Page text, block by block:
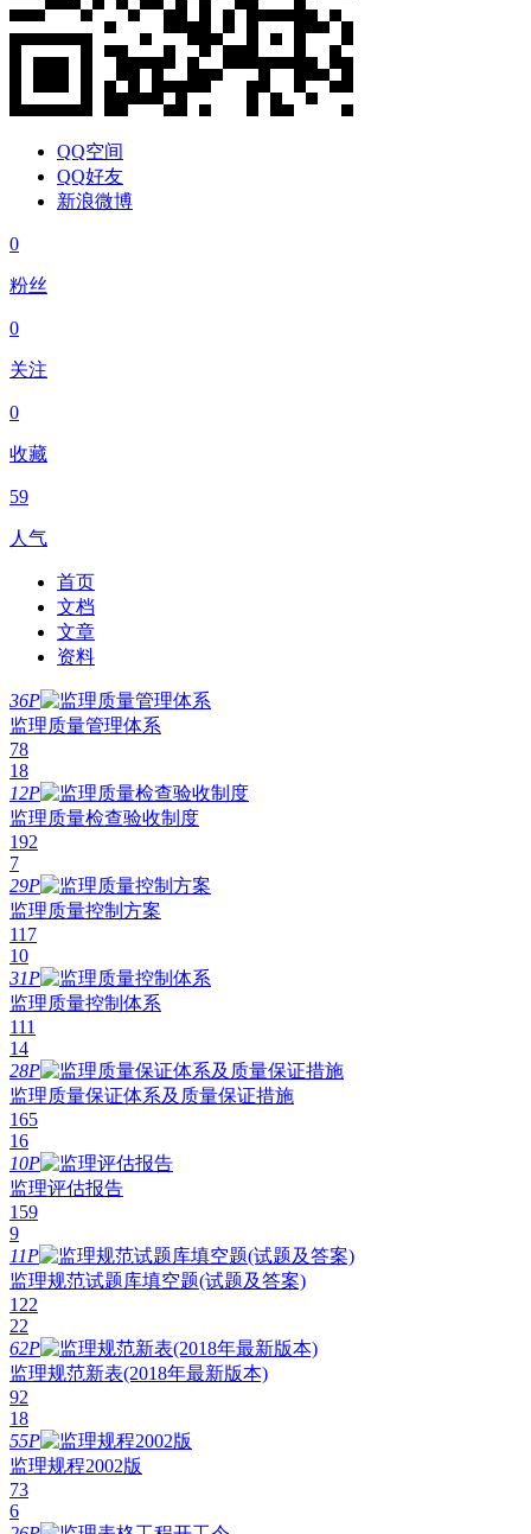
QQ空间
QQ好友
新浪微博
0
粉丝
0
关注
0
收藏
59
人气
首页
文档
文章
资料
36P
监理质量管理体系
78
18
12P
监理质量检查验收制度
192
7
29P
监理质量控制方案
117
10
31P
监理质量控制体系
111
14
28P
监理质量保证体系及质量保证措施
165
16
10P
监理评估报告
159
9
11P
监理规范试题库填空题(试题及答案)
122
22
62P
监理规范新表(2018年最新版本)
92
18
55P
监理规程2002版
73
6